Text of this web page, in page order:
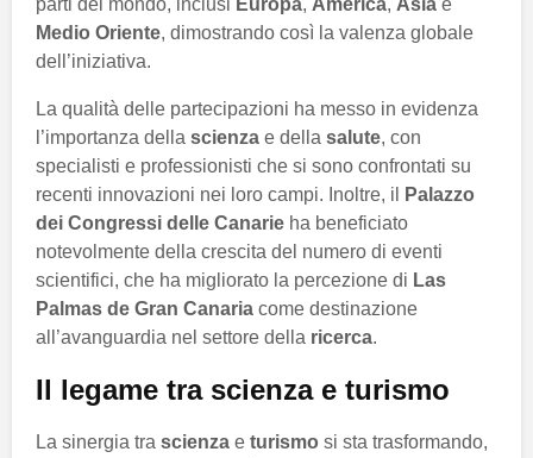
Medio Oriente, dimostrando così la valenza globale
dell’iniziativa.
La qualità delle partecipazioni ha messo in evidenza
l’importanza della scienza e della salute, con
specialisti e professionisti che si sono confrontati su
recenti innovazioni nei loro campi. Inoltre, il
Palazzo
dei Congressi delle Canarie ha beneficiato
notevolmente della crescita del numero di eventi
scientifici, che ha migliorato la percezione di Las
Palmas de Gran Canaria come destinazione
all’avanguardia nel settore della ricerca.
Il legame tra scienza e turismo
La sinergia tra scienza e turismo si sta trasformando,